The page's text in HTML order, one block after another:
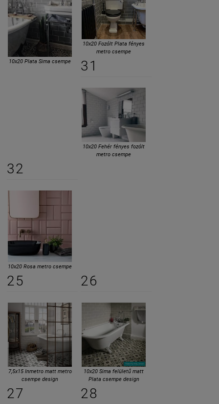
10x20 Plata Sima csempe
10x20 Fozólt Plata fényes
metro csempe
31
10x20 Fehér fényes fozólt
metro csempe
32
10x20 Rosa metro csempe
25
7,5x15 Inmetro matt metro
csempe design
26
10x20 Sima felületű matt
Plata csempe design
27 28